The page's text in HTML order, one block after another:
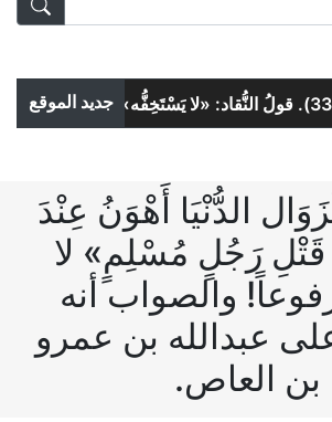
جديد الموقع
الدُّنْيَا أَهْوَنُ عِنْدَ
قَتْلِ رَجُلٍ مُسْلِمٍ» لا
والصواب أنه
عبدالله بن عمرو
بن العاص.